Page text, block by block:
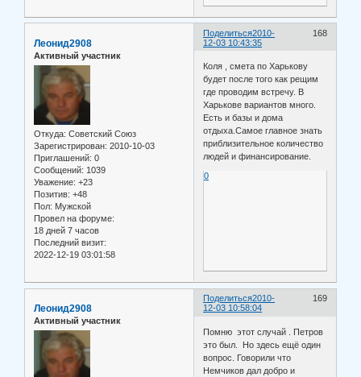
Поделиться 168
2010-
12-03 10:43:35
Леонид2908
Активный участник
Откуда: Советский Союз
Зарегистрирован: 2010-10-03
Приглашений: 0
Сообщений: 1039
Уважение: +23
Позитив: +48
Пол: Мужской
Провел на форуме:
18 дней 7 часов
Последний визит:
2022-12-19 03:01:58
Коля , смета по Харькову
будет после того как рещим
где проводим встречу. В
Харькове вариантов много.
Есть и базы и дома
отдыха.Самое главное знать
приблизительное количество
людей и финансирование.
0
Поделиться 169
2010-
12-03 10:58:04
Леонид2908
Активный участник
Помню этот случай . Петров
это был. Но здесь ещё один
вопрос. Говорили что
Немчиков дал добро и